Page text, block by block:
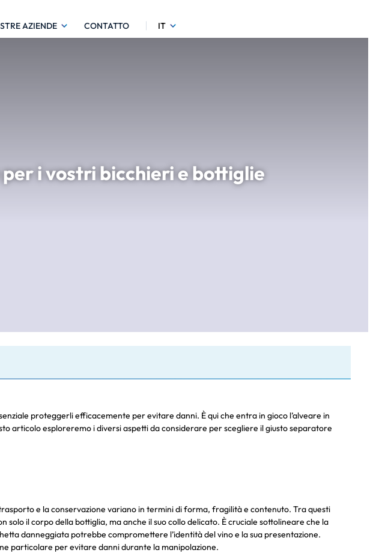
AZIENDE CONTATTO IT
i vostri bicchieri e bottiglie
proteggerli efficacemente per evitare danni. È qui che entra in gioco l’alveare in
articolo esploreremo i diversi aspetti da considerare per scegliere il giusto separatore
e la conservazione variano in termini di forma, fragilità e contenuto. Tra questi
il corpo della bottiglia, ma anche il suo collo delicato. È cruciale sottolineare che la
danneggiata potrebbe compromettere l’identità del vino e la sua presentazione.
particolare per evitare danni durante la manipolazione.